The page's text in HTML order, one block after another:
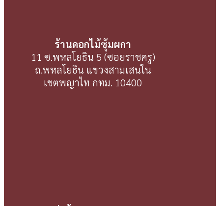
ร้านดอกไม้ซุ้มผกา
11 ซ.พหลโยธิน 5 (ซอยราชครู)
ถ.พหลโยธิน แขวงสามเสนใน
เขตพญาไท กทม. 10400